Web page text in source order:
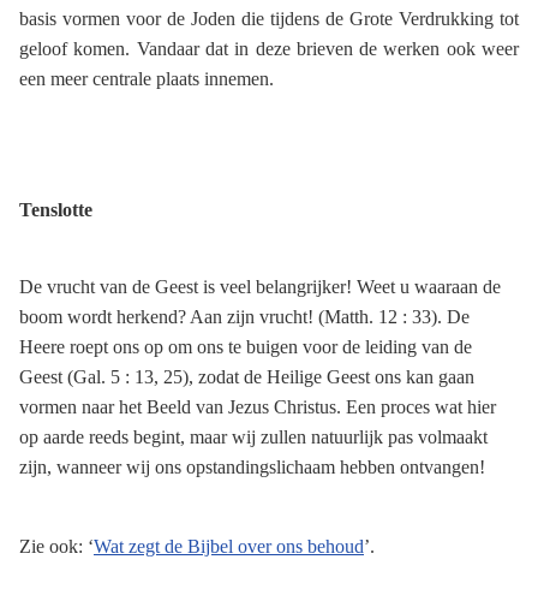
basis vormen voor de Joden die tijdens de Grote Verdrukking tot
geloof komen. Vandaar dat in deze brieven de werken ook weer
een meer centrale plaats innemen.
Tenslotte
De vrucht van de Geest is veel belangrijker! Weet u waaraan de
boom wordt herkend? Aan zijn vrucht! (Matth. 12 : 33). De
Heere roept ons op om ons te buigen voor de leiding van de
Geest (Gal. 5 : 13, 25), zodat de Heilige Geest ons kan gaan
vormen naar het Beeld van Jezus Christus. Een proces wat hier
op aarde reeds begint, maar wij zullen natuurlijk pas volmaakt
zijn, wanneer wij ons opstandingslichaam hebben ontvangen!
Zie ook: ‘Wat zegt de Bijbel over ons behoud’.